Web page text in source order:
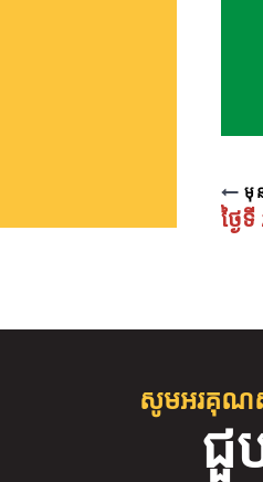
មុ
ថ្ងៃ
សូមអរគុណស
ជួ